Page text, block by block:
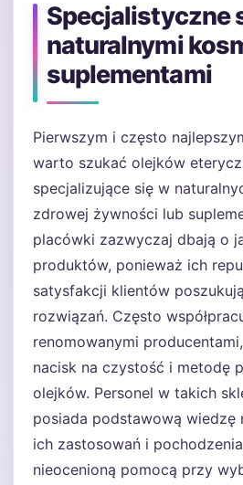
Specjalistyczne
naturalnymi
suplementami
Pierwszym i często
warto szukać olejków
specjalizujące się w
zdrowej żywności lub
placówki zazwyczaj dbają o
produktów, ponieważ ich
satysfakcji klientów
rozwiązań. Często
renomowanymi
nacisk na czystość i metodę
olejków. Personel w takich
posiada podstawową wiedzę
ich zastosowań i
nieocenioną pomocą przy